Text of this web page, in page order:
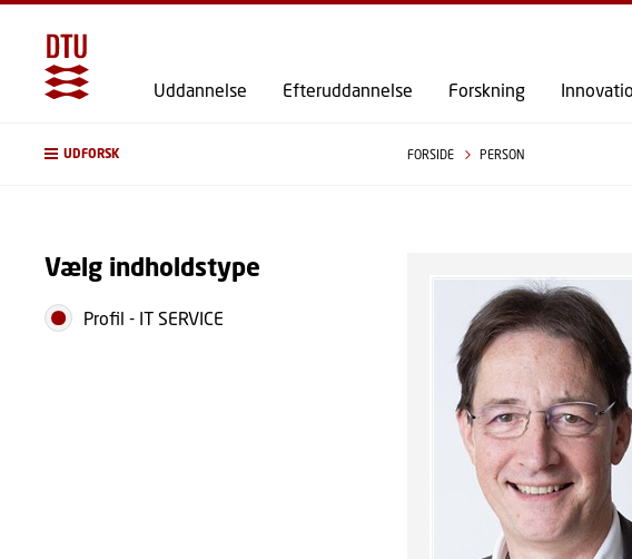
GÅ TIL
Uddannelse Efteruddannelse Forskning
UDFORSK FORSIDE PERSON
Vælg indholdstype
Profil - IT SERVICE